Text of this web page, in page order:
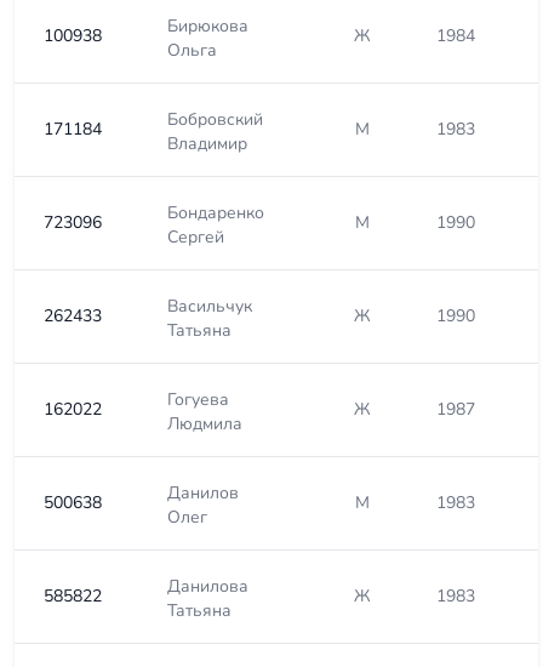
100938
Бирюкова
Ольга
Ж 1984
171184
Бобровский
Владимир
М 1983
723096
Бондаренко
Сергей
М 1990
262433
Васильчук
Татьяна
Ж 1990
162022
Гогуева
Людмила
Ж 1987
500638
Данилов
Олег
М 1983
585822
Данилова
Татьяна
Ж 1983